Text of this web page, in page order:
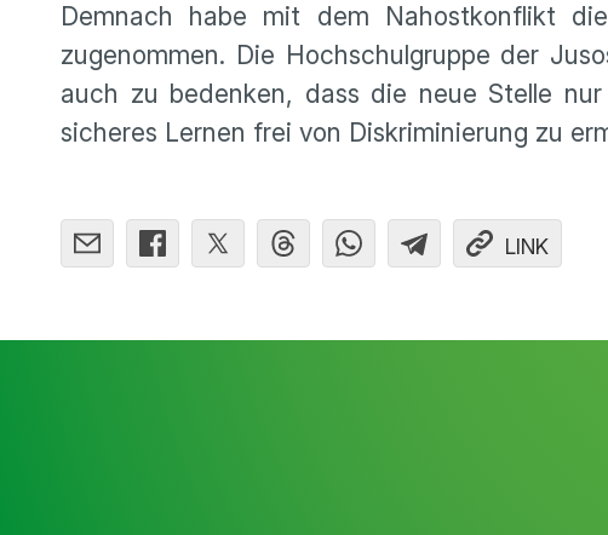
Demnach habe mit dem Nahostkonflikt
zugenommen. Die Hochschulgruppe der
auch zu bedenken, dass die neue Stelle
sicheres Lernen frei von Diskriminierung zu
LINK